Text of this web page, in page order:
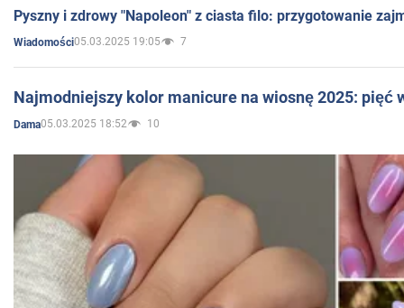
Pyszny i zdrowy "Napoleon" z ciasta filo: przygotowanie
Wiadomości05.03.2025 19:05 7
Najmodniejszy kolor manicure na wiosnę 2025: pięć
Dama05.03.2025 18:52 10